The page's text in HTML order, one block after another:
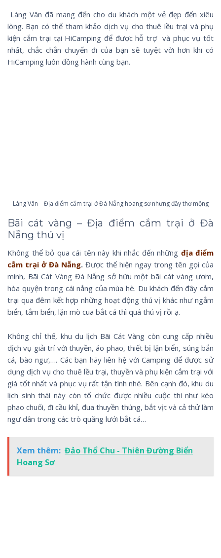
Làng Vân đã mang đến cho du khách một vẻ đẹp đến xiêu
lòng. Bạn có thể tham khảo dịch vụ cho thuê lều trại và phụ
kiện cắm trại tại HiCamping để được hỗ trợ và phục vụ tốt
nhất, chắc chắn chuyến đi của bạn sẽ tuyệt vời hơn khi có
HiCamping luôn đồng hành cùng bạn.
Làng Vân – Địa điểm cắm trại ở Đà Nẵng hoang sơ nhưng đầy thơ mộng
Bãi cát vàng – Địa điểm cắm trại ở Đà
Nẵng thú vị
Không thể bỏ qua cái tên này khi nhắc đến những địa điểm
cắm trại ở Đà Nẵng. Được thể hiện ngay trong tên gọi của
mình, Bãi Cát Vàng Đà Nẵng sở hữu một bãi cát vàng ươm,
hòa quyện trong cái nắng của mùa hè. Du khách đến đây cắm
trại qua đêm kết hợp những hoạt động thú vị khác như ngắm
biển, tắm biển, lặn mò cua bắt cá thì quá thú vị rồi ạ.
Không chỉ thế, khu du lịch Bãi Cát Vàng còn cung cấp nhiều
dịch vụ giải trí với thuyền, áo phao, thiết bị lặn biển, súng bắn
cá, bào ngư,…. Các bạn hãy liên hệ với Camping để được sử
dụng dịch vụ cho thuê lều trại, thuyền và phụ kiện cắm trại với
giá tốt nhất và phục vụ rất tận tình nhé. Bên cạnh đó, khu du
lịch sinh thái này còn tổ chức được nhiều cuộc thi như kéo
phao chuối, đi cầu khỉ, đua thuyền thúng, bắt vịt và cả thử làm
ngư dân trong các trò quăng lưới bắt cá…
Xem thêm: Đảo Thổ Chu - Thiên Đường Biển
Hoang Sơ